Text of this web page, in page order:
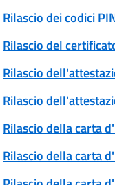
Rilascio dei codici
Rilascio del
Rilascio
Rilascio
Rilascio della carta
Rilascio della carta